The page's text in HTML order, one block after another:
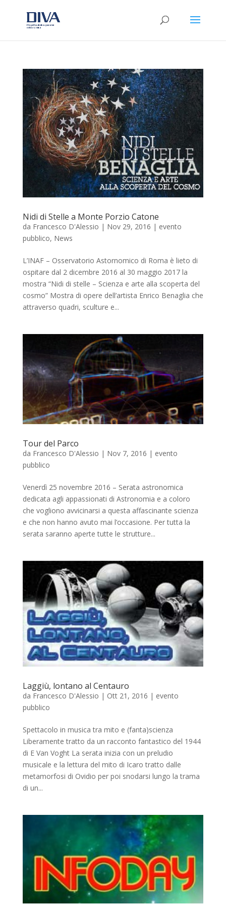
Nidi di Stelle a Monte Porzio Catone
da Francesco D'Alessio | Nov 29, 2016 | evento
pubblico, News
L’INAF – Osservatorio Astornomico di Roma è lieto di
ospitare dal 2 dicembre 2016 al 30 maggio 2017 la
mostra “Nidi di stelle – Scienza e arte alla scoperta del
cosmo” Mostra di opere dell’artista Enrico Benaglia che
attraverso quadri, sculture e...
Tour del Parco
da Francesco D'Alessio | Nov 7, 2016 | evento
pubblico
Venerdì 25 novembre 2016 – Serata astronomica
dedicata agli appassionati di Astronomia e a coloro
che vogliono avvicinarsi a questa affascinante scienza
e che non hanno avuto mai l’occasione. Per tutta la
serata saranno aperte tutte le strutture...
Laggiù, lontano al Centauro
da Francesco D'Alessio | Ott 21, 2016 | evento
pubblico
Spettacolo in musica tra mito e (fanta)scienza
Liberamente tratto da un racconto fantastico del 1944
di E Van Voght La serata inizia con un preludio
musicale e la lettura del mito di Icaro tratto dalle
metamorfosi di Ovidio per poi snodarsi lungo la trama
di un...